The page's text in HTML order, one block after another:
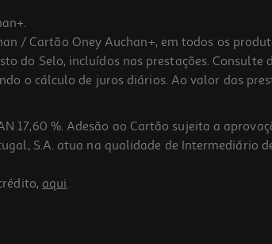
/ Cartão Oney Auchan+, em todos os
do Selo, incluídos nas prestações. Consulte
o cálculo de juros diários. Ao valor das
17,60 %. Adesão ao Cartão sujeita a
S.A. atua na qualidade de Intermediário
aqui.